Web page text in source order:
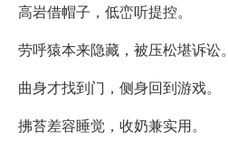
高岩借帽子，低峦听提控。
劳呼猿本来隐藏，被压松堪诉讼。
曲身才找到门，侧身回到游戏。
拂苔差容睡觉，收奶兼实用。